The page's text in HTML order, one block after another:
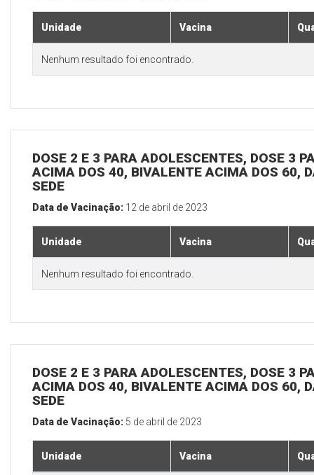
Unidade Vacina
Nenhum resultado foi encontrado.
DOSE 2 E 3 PARA ADOLESCENTES, DOSE 3
ACIMA DOS 40, BIVALENTE ACIMA DOS 60,
SEDE
Data de Vacinação: 12 de abril de 2023
Unidade Vacina
Nenhum resultado foi encontrado.
DOSE 2 E 3 PARA ADOLESCENTES, DOSE 3
ACIMA DOS 40, BIVALENTE ACIMA DOS 60,
SEDE
Data de Vacinação: 5 de abril de 2023
Unidade Vacina